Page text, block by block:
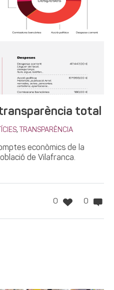
total
, TRANSPARÈNCIA
econòmics de la
de Vilafranca.
0 0